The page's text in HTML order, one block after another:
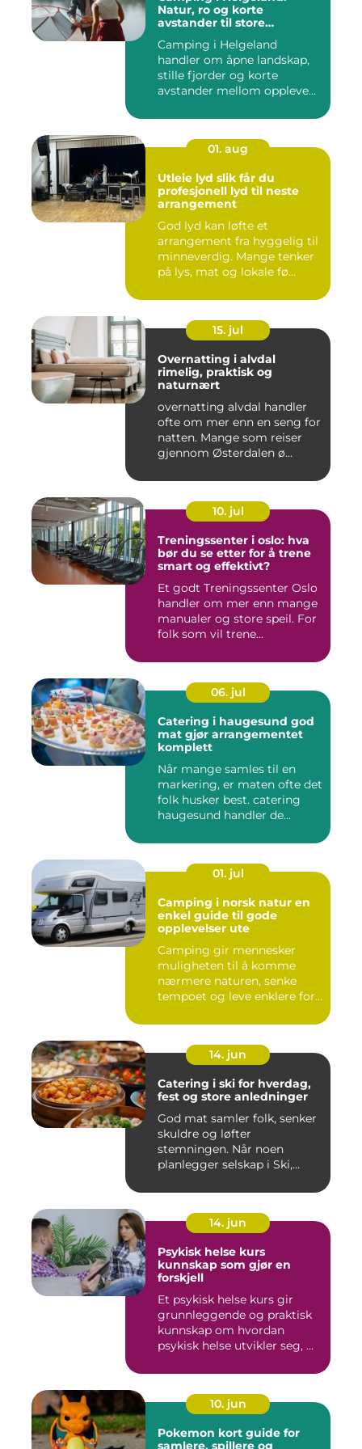
Natur, ro og korte
avstander til store
Camping i Helgeland
handler om åpne landskap,
stille fjorder og korte
avstander mellom oppleve...
01. aug
Utleie lyd slik får du
profesjonell lyd til neste
arrangement
God lyd kan løfte et
arrangement fra hyggelig til
minneverdig. Mange tenker
på lys, mat og lokale fø...
15. jul
Overnatting i alvdal
rimelig, praktisk og
naturnært
overnatting alvdal handler
ofte om mer enn en seng for
natten. Mange som reiser
gjennom Østerdalen ø...
10. jul
Treningssenter i oslo: hva
bør du se etter for å trene
smart og effektivt?
Et godt Treningssenter Oslo
handler om mer enn mange
manualer og store speil. For
folk som vil trene...
06. jul
Catering i haugesund god
mat gjør arrangementet
komplett
Når mange samles til en
markering, er maten ofte det
folk husker best. catering
haugesund handler de...
01. jul
Camping i norsk natur en
enkel guide til gode
opplevelser ute
Camping gir mennesker
muligheten til å komme
nærmere naturen, senke
tempoet og leve enklere for
14. jun
Catering i ski for hverdag,
fest og store anledninger
God mat samler folk, senker
skuldre og løfter
stemningen. Når noen
planlegger selskap i Ski,
14. jun
Psykisk helse kurs
kunnskap som gjør en
forskjell
Et psykisk helse kurs gir
grunnleggende og praktisk
kunnskap om hvordan
psykisk helse utvikler seg, ...
10. jun
Pokemon kort guide for
samlere, spillere og